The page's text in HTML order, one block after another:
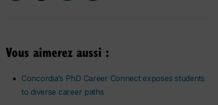
Vous aimerez aussi :
Concordia’s PhD Career Connect exposes students
to diverse career paths